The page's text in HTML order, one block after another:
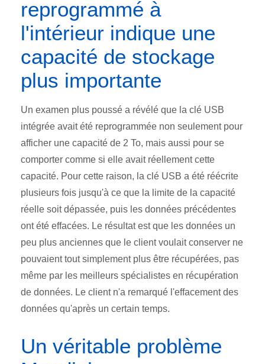
reprogrammé à
l'intérieur indique une
capacité de stockage
plus importante
Un examen plus poussé a révélé que la clé USB
intégrée avait été reprogrammée non seulement pour
afficher une capacité de 2 To, mais aussi pour se
comporter comme si elle avait réellement cette
capacité. Pour cette raison, la clé USB a été réécrite
plusieurs fois jusqu'à ce que la limite de la capacité
réelle soit dépassée, puis les données précédentes
ont été effacées. Le résultat est que les données un
peu plus anciennes que le client voulait conserver ne
pouvaient tout simplement plus être récupérées, pas
même par les meilleurs spécialistes en récupération
de données. Le client n'a remarqué l'effacement des
données qu'après un certain temps.
Un véritable problème